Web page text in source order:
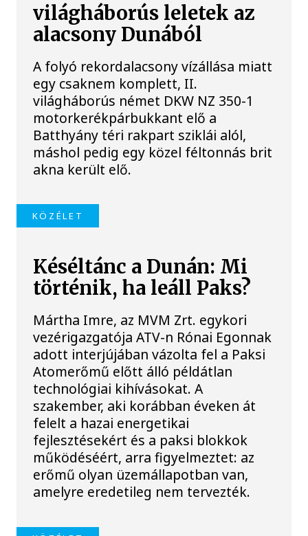
világháborús leletek az
alacsony Dunából
A folyó rekordalacsony vízállása miatt
egy csaknem komplett, II.
világháborús német DKW NZ 350-1
motorkerékpárbukkant elő a
Batthyány téri rakpart sziklái alól,
máshol pedig egy közel féltonnás brit
akna került elő.
KÖZÉLET
Késéltánc a Dunán: Mi
történik, ha leáll Paks?
Mártha Imre, az MVM Zrt. egykori
vezérigazgatója ATV-n Rónai Egonnak
adott interjújában vázolta fel a Paksi
Atomerőmű előtt álló példátlan
technológiai kihívásokat. A
szakember, aki korábban éveken át
felelt a hazai energetikai
fejlesztésekért és a paksi blokkok
működéséért, arra figyelmeztet: az
erőmű olyan üzemállapotban van,
amelyre eredetileg nem tervezték.